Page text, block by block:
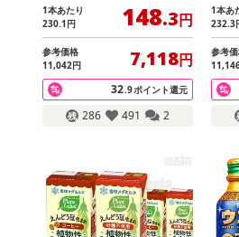
1本あたり
230.1円 148.3円
参考価格
11,042円 7,118円
32.9ポイント還元
286 491 2
1本あ
232.3
参考